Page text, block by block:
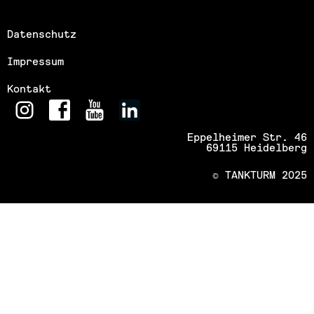
Datenschutz
Impressum
Kontakt
Eppelheimer Str. 46
69115 Heidelberg
© TANKTURM 2025